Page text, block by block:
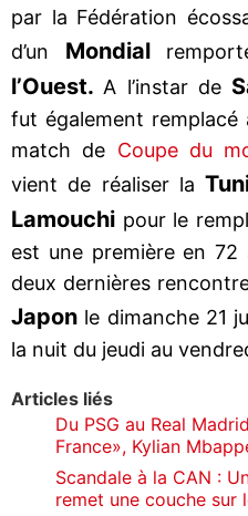
par la Fédération
d’un Mondial
l’Ouest. A l’instar de
fut également
match de Coupe du
vient de réaliser la
Lamouchi pour le
est une première en 72
deux dernières
Japon le dimanche 21
la nuit du jeudi au
Articles liés
Du PSG au Real
France», Kylian
Scandale à la CAN :
remet une couche sur